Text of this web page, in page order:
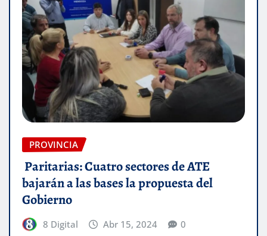
PROVINCIA
Paritarias: Cuatro sectores de ATE
bajarán a las bases la propuesta del
Gobierno
8 Digital Abr 15, 2024 0